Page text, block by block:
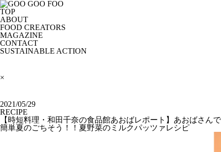
TOP
ABOUT
FOOD CREATORS
MAGAZINE
CONTACT
SUSTAINABLE ACTION
×
2021/05/29
RECIPE
【時短料理・和田千奈の食品館あおばレポート】あおばさんで
簡単夏のごちそう！！夏野菜のミルクパッツァレシピ